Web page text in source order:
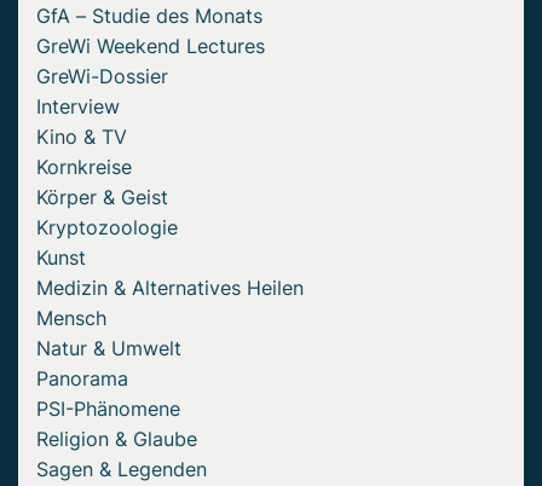
GfA – Studie des Monats
GreWi Weekend Lectures
GreWi-Dossier
Interview
Kino & TV
Kornkreise
Körper & Geist
Kryptozoologie
Kunst
Medizin & Alternatives Heilen
Mensch
Natur & Umwelt
Panorama
PSI-Phänomene
Religion & Glaube
Sagen & Legenden